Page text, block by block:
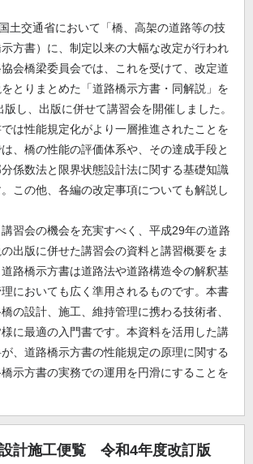
土交通省において「橋、高架の道路等の技
方書）に、制定以来の大幅な改定が行われ
会橋梁委員会では、これを受けて、改定道
とりまとめた「道路橋示方書・同解説」を
し、出版に併せて講習会を開催しました。
は性能規定化がより一層推進されたことを
、橋の性能の評価体系や、その達成手段と
係数法と限界状態設計法に関する基礎知識
この他、各編の改定事項についても解説し
習会の機会を充実すべく、平成29年の道路
出版に併せた講習会の資料と講習概要をま
路橋示方書は道路法や道路構造令の解釈基
においても広く準用されるものです。本書
の設計、施工、維持管理に携わる技術者、
に最適の入門書です。本資料を活用した講
、道路橋示方書の性能規定の原理に関する
示方書の実務での運用を円滑にすることを
計施工便覧 令和4年度改訂版